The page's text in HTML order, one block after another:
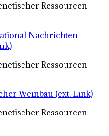
Ressourcen
Nachrichten
Ressourcen
Weinbau (ext. Link)
Ressourcen